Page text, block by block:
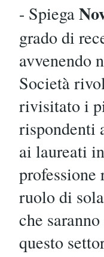
- Spiega
grado di
avvenendo
Società
rivisitato i
rispondenti
ai laureati
professione
ruolo di
che
questo